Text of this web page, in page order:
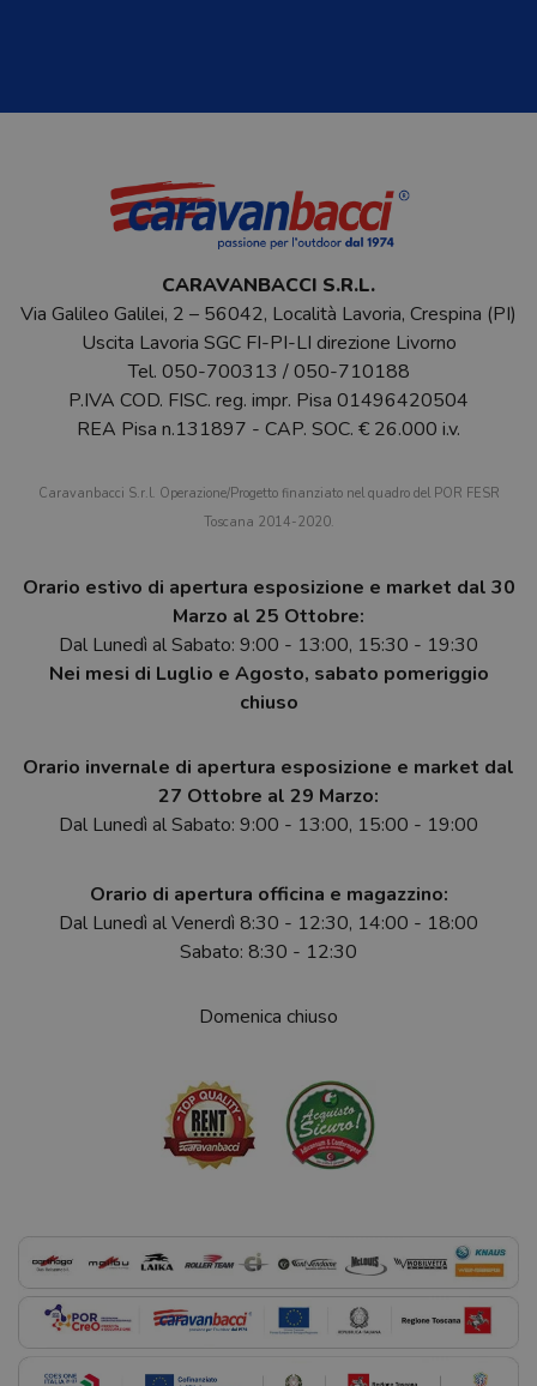
CARAVANBACCI S.R.L.
Via Galileo Galilei, 2 – 56042, Località Lavoria, Crespina (PI)
Uscita Lavoria SGC FI-PI-LI direzione Livorno
Tel. 050-700313 /050-710188
P.IVA COD. FISC. reg. impr. Pisa 01496420504
REA Pisa n.131897 - CAP. SOC. € 26.000 i.v.
Caravanbacci S.r.l. Operazione/Progetto finanziato nel quadro del POR FESR
Toscana 2014-2020.
Orario estivo di apertura esposizione e market dal 30
Marzo al 25 Ottobre:
Dal Lunedì al Sabato: 9:00 - 13:00, 15:30 - 19:30
Nei mesi di Luglio e Agosto, sabato pomeriggio
chiuso
Orario invernale di apertura esposizione e market dal
27 Ottobre al 29 Marzo:
Dal Lunedì al Sabato: 9:00 - 13:00, 15:00 - 19:00
Orario di apertura officina e magazzino:
Dal Lunedì al Venerdì 8:30 - 12:30, 14:00 - 18:00
Sabato: 8:30 - 12:30
Domenica chiuso